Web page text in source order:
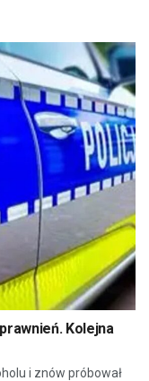
Kolejna
i znów próbował